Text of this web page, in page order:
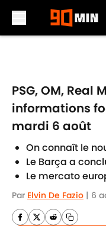
PSG, OM, Real
informations
mardi 6 août
On connaît le
Le Barça a
Le mercato
Par Elvin De Fazio | 6